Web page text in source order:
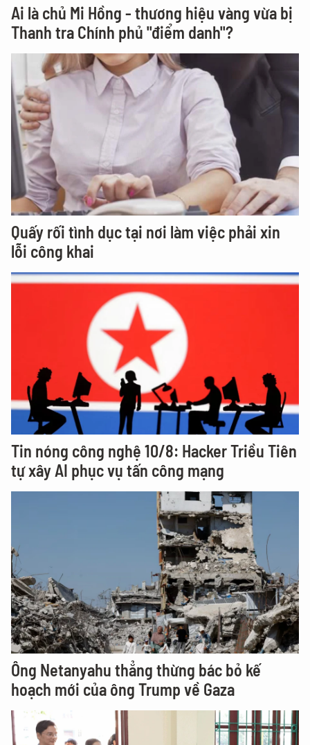
Ai là chủ Mi Hồng - thương hiệu vàng vừa bị
Thanh tra Chính phủ "điểm danh"?
Quấy rối tình dục tại nơi làm việc phải xin
lỗi công khai
Tin nóng công nghệ 10/8: Hacker Triều Tiên
tự xây AI phục vụ tấn công mạng
Ông Netanyahu thẳng thừng bác bỏ kế
hoạch mới của ông Trump về Gaza